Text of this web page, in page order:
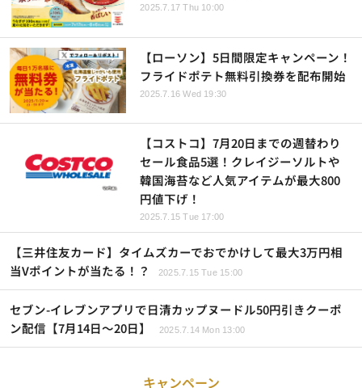
2025.7.17 Thu 10:00
【ローソン】5日間限定キャンペーン！
フライドポテト無料引換券を配布開始
2025.7.16 Wed 19:30
【コストコ】7月20日までの週替わり
セール食品5選！クレイジーソルトや
韓国海苔など人気アイテムが最大800
円値下げ！
2025.7.15 Tue 17:00
【三井住友カード】タイムズカーでおでかけして最大3万円相
当Vポイントが当たる！？
2025.7.15 Tue 15:00
セブン-イレブンアプリで日清カップヌードル50円引きクーポ
ン配信【7月14日～20日】
2025.7.14 Mon 13:00
キャンペーン